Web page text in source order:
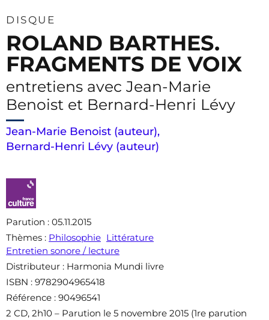
DISQUE
ROLAND BARTHES.
FRAGMENTS DE VOIX
entretiens avec Jean-Marie
Benoist et Bernard-Henri Lévy
Jean-Marie Benoist (auteur),
Bernard-Henri Lévy (auteur)
Parution : 05.11.2015
Thèmes : Philosophie Littérature
Entretien sonore / lecture
Distributeur : Harmonia Mundi livre
ISBN : 9782904965418
Référence : 90496541
2 CD, 2h10 – Parution le 5 novembre 2015 (1re parution